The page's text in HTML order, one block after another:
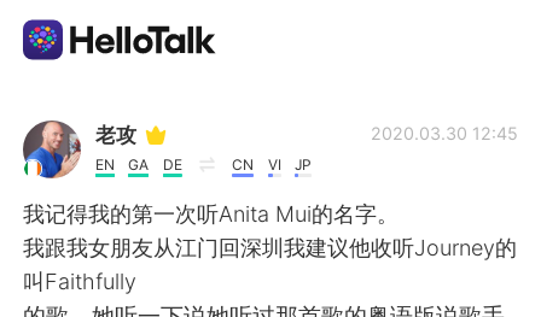
Language Exchange App
AI Grammar Checker
English
老攻
EN GA DE CN VI JP
2020.03.30 12:45
我记得我的第一次听Anita Mui的名字。
我跟我女朋友从江门回深圳我建议他收听Journey的
叫Faithfully